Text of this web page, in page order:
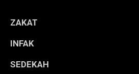
ZAKAT
INFAK
SEDEKAH